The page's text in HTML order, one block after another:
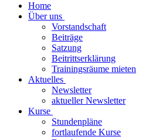
Home
Über uns
Vorstandschaft
Beiträge
Satzung
Beitrittserklärung
Trainingsräume mieten
Aktuelles
Newsletter
aktueller Newsletter
Kurse
Stundenpläne
fortlaufende Kurse